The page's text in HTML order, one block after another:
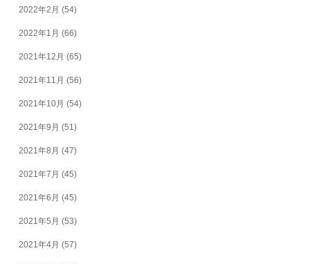
2022年2月 (54)
2022年1月 (66)
2021年12月 (65)
2021年11月 (56)
2021年10月 (54)
2021年9月 (51)
2021年8月 (47)
2021年7月 (45)
2021年6月 (45)
2021年5月 (53)
2021年4月 (57)